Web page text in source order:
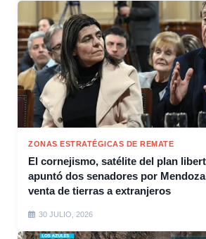
ZONAS ESTRATÉGICAS DE REMATE
El cornejismo, satélite del plan
apuntó dos senadores por
venta de tierras a extranjeros
30 JULIO, 2026